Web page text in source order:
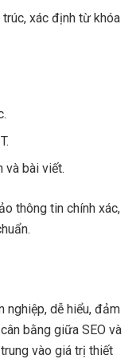
xác định từ khóa
và bài viết.
thông tin chính xác,
nghiệp, dễ hiểu, đảm
bằng giữa SEO và
vào giá trị thiết